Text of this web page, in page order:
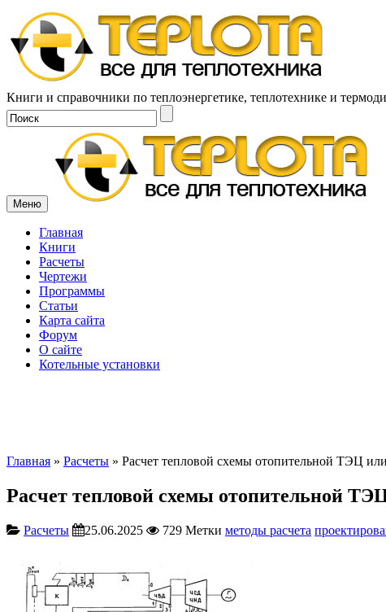
Книги и справочники по теплоэнергетике, теплотехнике и
Меню
Главная
Книги
Расчеты
Чертежи
Программы
Статьи
Карта сайта
Форум
О сайте
Котельные установки
Главная » Расчеты » Расчет тепловой схемы отопительной ТЭЦ
Расчет тепловой схемы отопительной
Расчеты 25.06.2025 729 Метки методы расчета